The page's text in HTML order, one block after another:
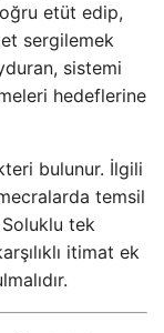
etüt edip,
sergilemek
sistemi
hedeflerine
bulunur. İlgili
temsil
tek
itimat ek